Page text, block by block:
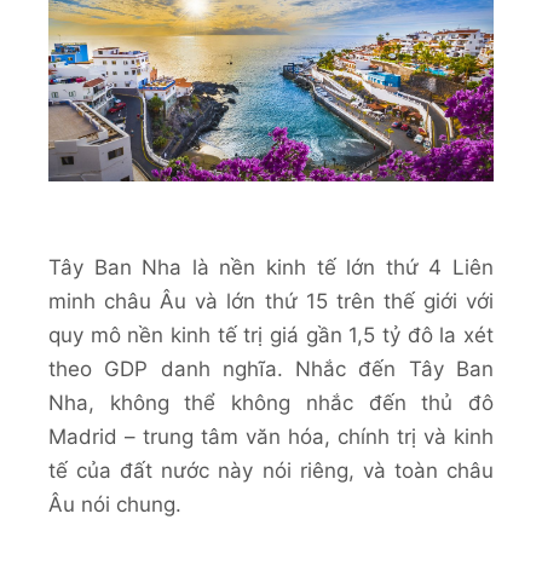
Tây Ban Nha là nền kinh tế lớn thứ 4 Liên
minh châu Âu và lớn thứ 15 trên thế giới với
quy mô nền kinh tế trị giá gần 1,5 tỷ đô la xét
theo GDP danh nghĩa. Nhắc đến Tây Ban
Nha, không thể không nhắc đến thủ đô
Madrid – trung tâm văn hóa, chính trị và kinh
tế của đất nước này nói riêng, và toàn châu
Âu nói chung.